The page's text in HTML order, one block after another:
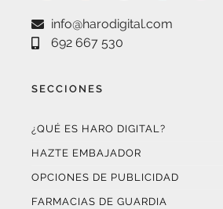
info@harodigital.com
692 667 530
SECCIONES
¿QUÉ ES HARO DIGITAL?
HAZTE EMBAJADOR
OPCIONES DE PUBLICIDAD
FARMACIAS DE GUARDIA